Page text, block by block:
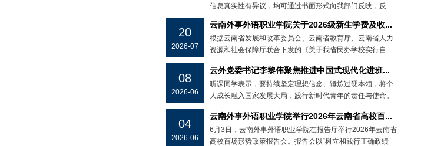
信息真实性有异议，均可通过书面形式向我部门反映，反...
20
2026-07
云南外事外语职业学院关于2026级新生学费及收...
根据云南省发展和改革委员会、云南省教育厅、云南省人力
资源和社会保障厅联合下发的《关于我省民办学校实行自...
08
2026-06
云外党委书记李黎伟聚焦推进中国式现代化进班...
听课同学表示，要持续坚定理想信念、锤炼过硬本领，将个
人成长融入国家发展大局，践行新时代青年的责任与使命。
04
2026-06
云南外事外语职业学院举行2026年云南省高校百...
6月3日，云南外事外语职业学院在报告厅举行2026年云南省
高校百场形势政策报告会。报告会以“树立和践行正确政绩